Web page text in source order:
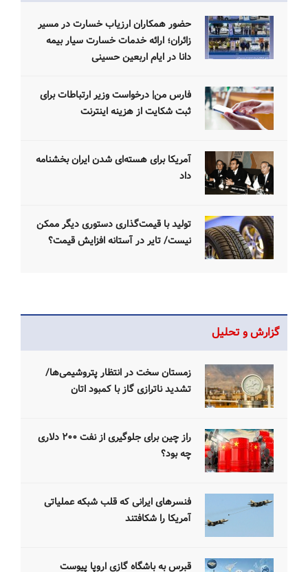
حضور همکاران ارزیاب خسارت در مسیر
زائران؛ ارائه خدمات خسارت سیار بیمه
دانا در ایام اربعین حسینی
فارس من| درخواست وزیر ارتباطات برای
ثبت شکایت از هزینه اینترنت
آمریکا برای هسته‌ای شدن ایران بخشنامه
داد
تولید با قیمت‌گذاری دستوری دیگر ممکن
نیست/ تایر در آستانه افزایش قیمت؟
گزارش و تحلیل
زمستان سخت‌ در انتظار پتروشیمی‌ها/
تشدید ناترازی گاز با کمبود اتان
راز چین برای جلوگیری از نفت ۲۰۰ دلاری
چه بود؟
فنسرهای ایرانی که قلب شبکه عملیاتی
آمریکا را شکافتند
قبرس به باشگاه گازی اروپا پیوست